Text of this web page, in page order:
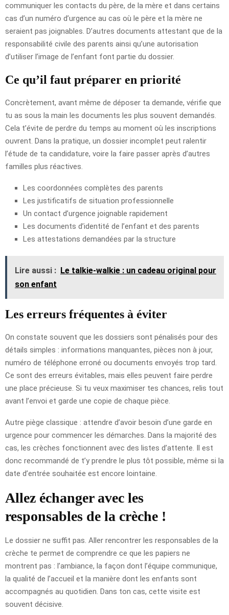
communiquer les contacts du père, de la mère et dans certains
cas d’un numéro d’urgence au cas où le père et la mère ne
seraient pas joignables. D’autres documents attestant que de la
responsabilité civile des parents ainsi qu’une autorisation
d’utiliser l’image de l’enfant font partie du dossier.
Ce qu’il faut préparer en priorité
Concrètement, avant même de déposer ta demande, vérifie que
tu as sous la main les documents les plus souvent demandés.
Cela t’évite de perdre du temps au moment où les inscriptions
ouvrent. Dans la pratique, un dossier incomplet peut ralentir
l’étude de ta candidature, voire la faire passer après d’autres
familles plus réactives.
Les coordonnées complètes des parents
Les justificatifs de situation professionnelle
Un contact d’urgence joignable rapidement
Les documents d’identité de l’enfant et des parents
Les attestations demandées par la structure
Lire aussi : Le talkie-walkie : un cadeau original pour
son enfant
Les erreurs fréquentes à éviter
On constate souvent que les dossiers sont pénalisés pour des
détails simples : informations manquantes, pièces non à jour,
numéro de téléphone erroné ou documents envoyés trop tard.
Ce sont des erreurs évitables, mais elles peuvent faire perdre
une place précieuse. Si tu veux maximiser tes chances, relis tout
avant l’envoi et garde une copie de chaque pièce.
Autre piège classique : attendre d’avoir besoin d’une garde en
urgence pour commencer les démarches. Dans la majorité des
cas, les crèches fonctionnent avec des listes d’attente. Il est
donc recommandé de t’y prendre le plus tôt possible, même si la
date d’entrée souhaitée est encore lointaine.
Allez échanger avec les
responsables de la crèche !
Le dossier ne suffit pas. Aller rencontrer les responsables de la
crèche te permet de comprendre ce que les papiers ne
montrent pas : l’ambiance, la façon dont l’équipe communique,
la qualité de l’accueil et la manière dont les enfants sont
accompagnés au quotidien. Dans ton cas, cette visite est
souvent décisive.